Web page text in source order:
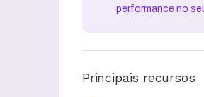
performance no
Principais recursos